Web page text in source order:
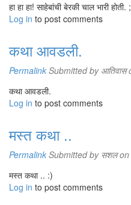
हा हा हा! साहेबांची बेरकी चाल भारी होती.
Log in to post comments
कथा आवडली.
Permalink Submitted by आतिवास
कथा आवडली.
Log in to post comments
मस्त कथा ..
Permalink Submitted by सशलon
मस्त कथा .. :)
Log in to post comments